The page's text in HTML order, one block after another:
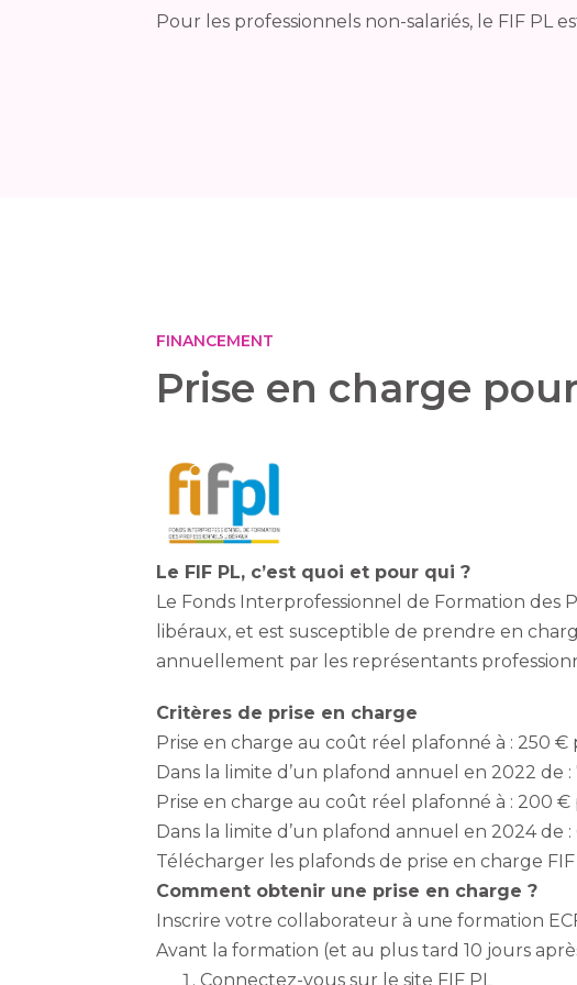
Pour les professionnels non-salariés, le FIF PL
FINANCEMENT
Prise en charge
Le FIF PL, c’est quoi et pour qui ?
Le Fonds Interprofessionnel de Formation des
libéraux, et est susceptible de prendre en
annuellement par les représentants
Critères de prise en charge
Prise en charge au coût réel plafonné à : 250
Dans la limite d’un plafond annuel en 2022 de :
Prise en charge au coût réel plafonné à : 200
Dans la limite d’un plafond annuel en 2024 de
Télécharger les plafonds de prise en charge
Comment obtenir une prise en charge ?
Inscrire votre collaborateur à une formation
Avant la formation (et au plus tard 10 jours
Connectez-vous sur le site FIF PL